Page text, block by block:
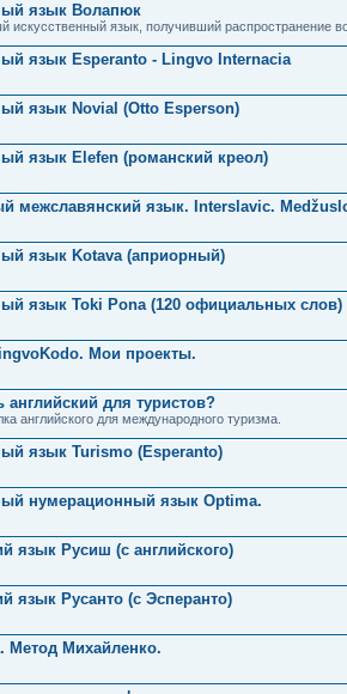
язык Волапюк
искусственный язык, получивший распространение
язык Esperanto - Lingvo Internacia
язык Novial (Otto Esperson)
язык Elefen (романский креол)
межславянский язык. Interslavic.
язык Kotava (априорный)
язык Toki Pona (120 официальных слов)
Мои проекты.
английский для туристов?
английского для международного туризма.
язык Turismo (Esperanto)
нумерационный язык Optima.
язык Русиш (с английского)
язык Русанто (с Эсперанто)
Метод Михайленко.